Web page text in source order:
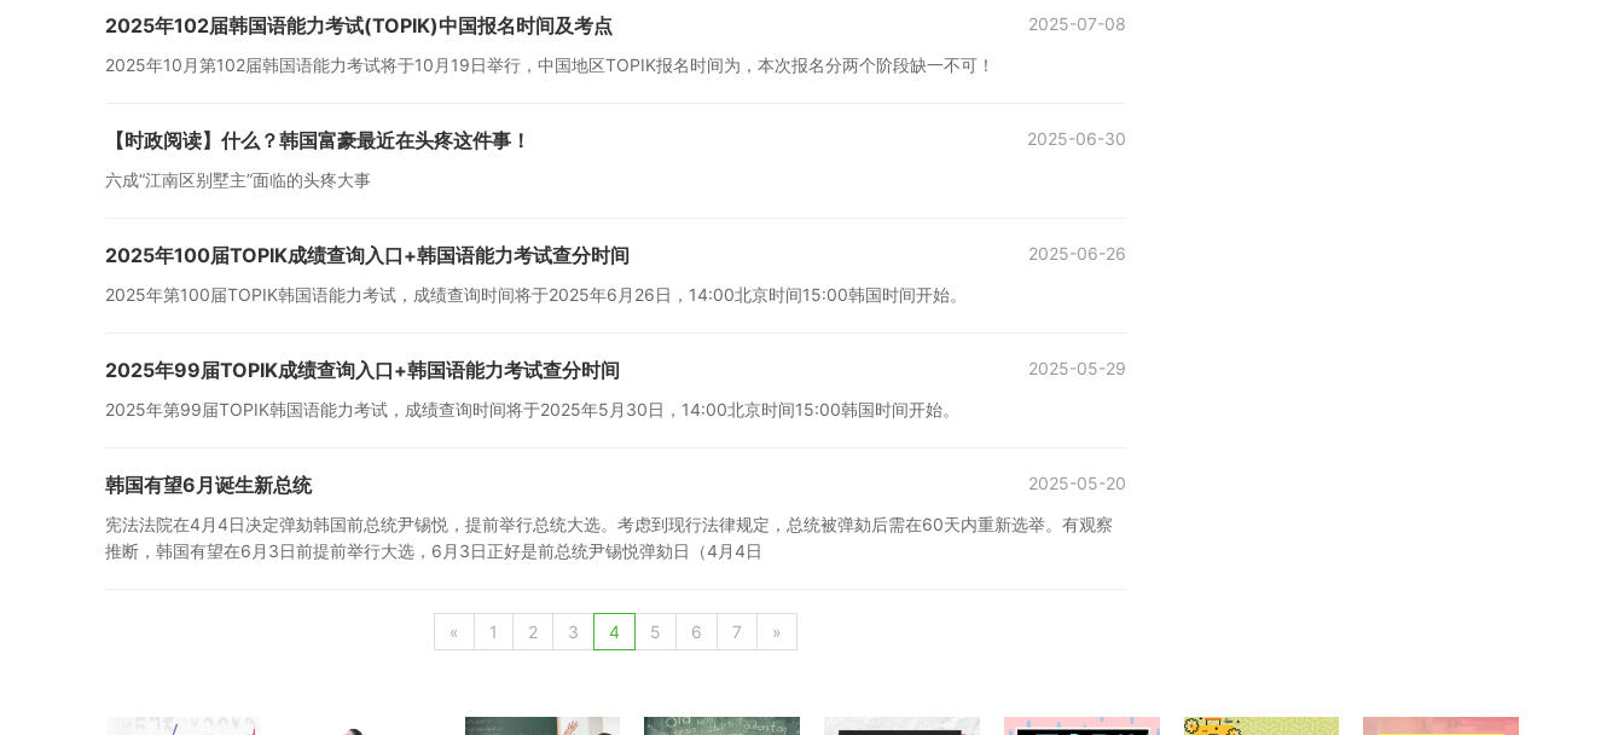
2025年102届韩国语能力考试(TOPIK)中国报名时间及考点
2025年10月第102届韩国语能力考试将于10月19日举行，中国地区TOPIK报名时间为，本次报名分两个阶段缺一不可！
2025-07-08
【时政阅读】什么？韩国富豪最近在头疼这件事！
六成“江南区别墅主”面临的头疼大事
2025-06-30
2025年100届TOPIK成绩查询入口+韩国语能力考试查分时间
2025年第100届TOPIK韩国语能力考试，成绩查询时间将于2025年6月26日，14:00北京时间15:00韩国时间开始。
2025-06-26
2025年99届TOPIK成绩查询入口+韩国语能力考试查分时间
2025年第99届TOPIK韩国语能力考试，成绩查询时间将于2025年5月30日，14:00北京时间15:00韩国时间开始。
2025-05-29
韩国有望6月诞生新总统
宪法法院在4月4日决定弹劾韩国前总统尹锡悦，提前举行总统大选。考虑到现行法律规定，总统被弹劾后需在60天内重新选举。有观察
推断，韩国有望在6月3日前提前举行大选，6月3日正好是前总统尹锡悦弹劾日（4月4日
2025-05-20
« 1 2 3 4 5 6 7 »